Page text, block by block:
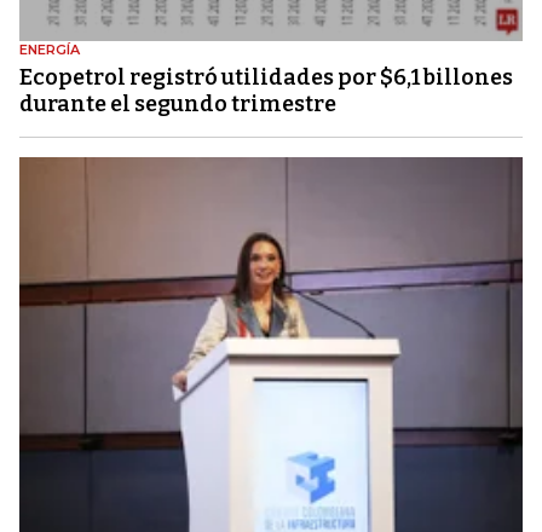
ENERGÍA
Ecopetrol registró utilidades por $6,1 billones
durante el segundo trimestre